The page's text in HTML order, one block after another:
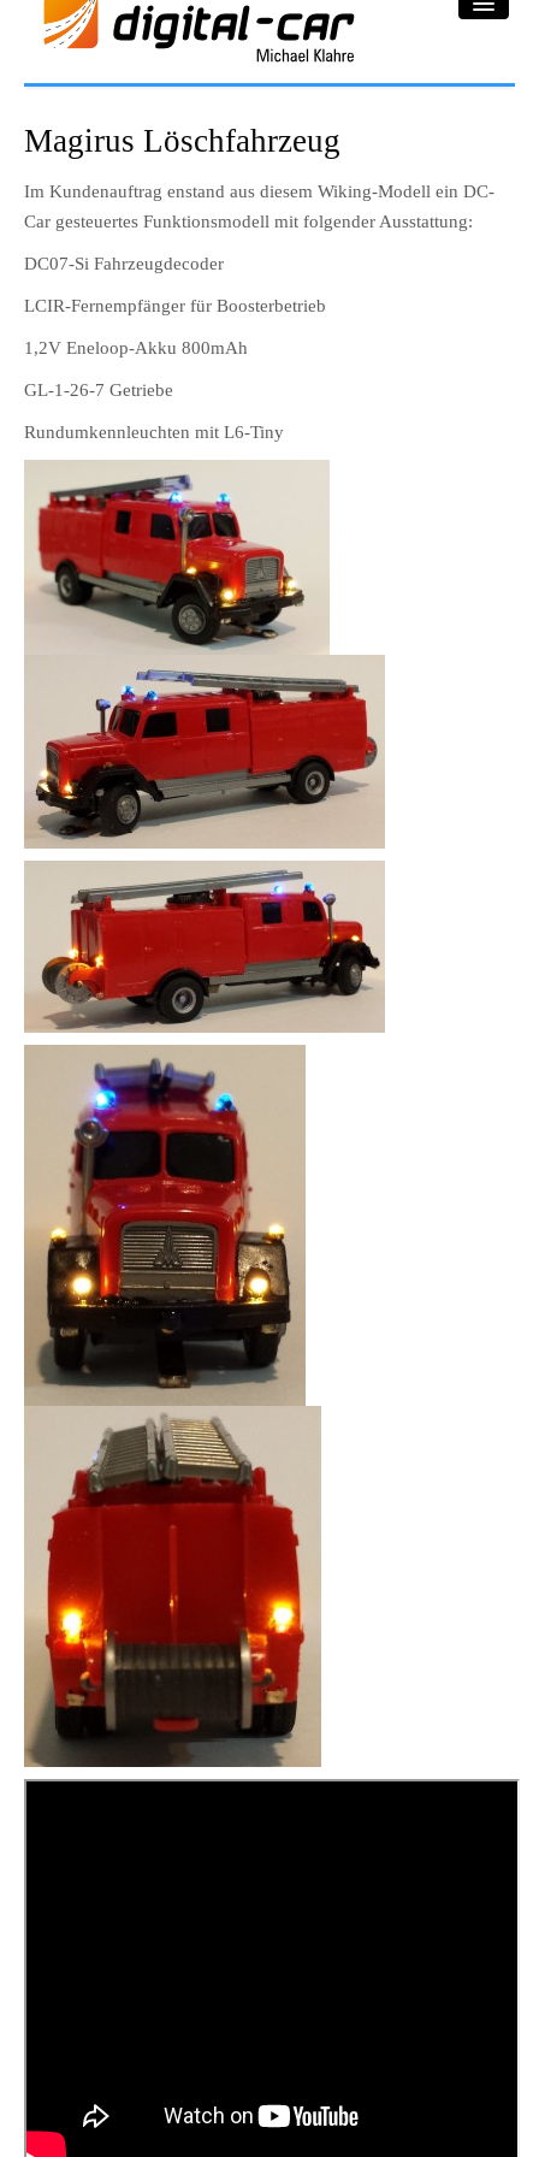
Galerie
Downloadbereich
Datenschutzerklärung
Magirus Löschfahrzeug
Im Kundenauftrag enstand aus diesem Wiking-Modell ein DC-
Car gesteuertes Funktionsmodell mit folgender Ausstattung:
DC07-Si Fahrzeugdecoder
LCIR-Fernempfänger für Boosterbetrieb
1,2V Eneloop-Akku 800mAh
GL-1-26-7 Getriebe
Rundumkennleuchten mit L6-Tiny